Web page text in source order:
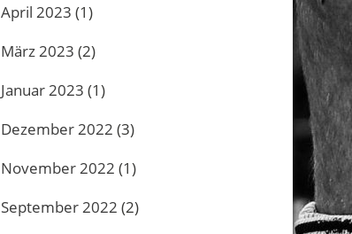
April 2023 (1)
März 2023 (2)
Januar 2023 (1)
Dezember 2022 (3)
November 2022 (1)
September 2022 (2)